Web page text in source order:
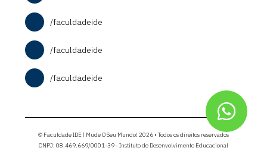
/faculdadeide
/faculdadeide
/faculdadeide
© Faculdade IDE | Mude O Seu Mundo! 2026 • Todos os direitos reservados
CNPJ: 08.469.669/0001-39 - Instituto de Desenvolvimento Educacional